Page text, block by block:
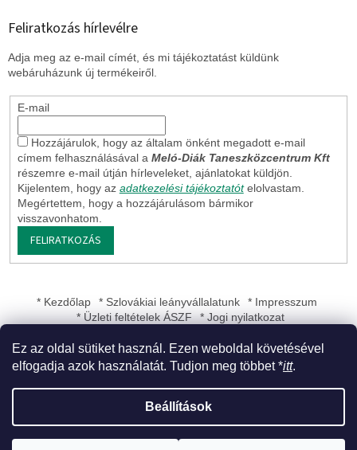
Ez az oldal sütiket használ. Ezen weboldal követésével
elfogadja azok használatát. Tudjon meg többet *itt.
Beállítások
Feliratkozás hírlevélre
Adja meg az e-mail címét, és mi tájékoztatást küldünk
webáruházunk új termékeiről.
E-mail
Hozzájárulok, hogy az általam önként megadott e-mail
címem felhasználásával a Meló-Diák Taneszközcentrum Kft
részemre e-mail útján hírleveleket, ajánlatokat küldjön.
Kijelentem, hogy az adatkezelési tájékoztatót elolvastam.
Megértettem, hogy a hozzájárulásom bármikor
visszavonhatom.
FELIRATKOZÁS
* Kezdőlap * Szlovákiai leányvállalatunk
* Impresszum
* Üzleti feltételek ÁSZF
* Jogi nyilatkozat
Meló-Diák Taneszközcentrum Kft